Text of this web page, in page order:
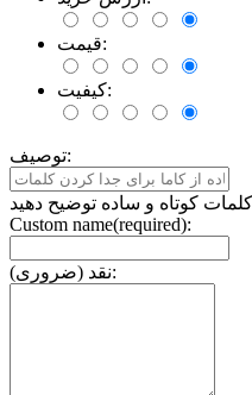
قیمت:
کیفیت:
توصیف:
Custom name(required):
نقد (ضروری):